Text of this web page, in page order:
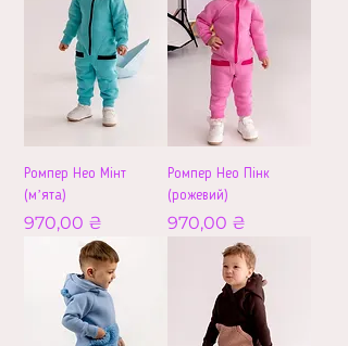
Ромпер Нео Мінт
(мʼята)
Ціна
970,00 ₴
Ромпер Нео Пінк
(рожевий)
Ціна
970,00 ₴